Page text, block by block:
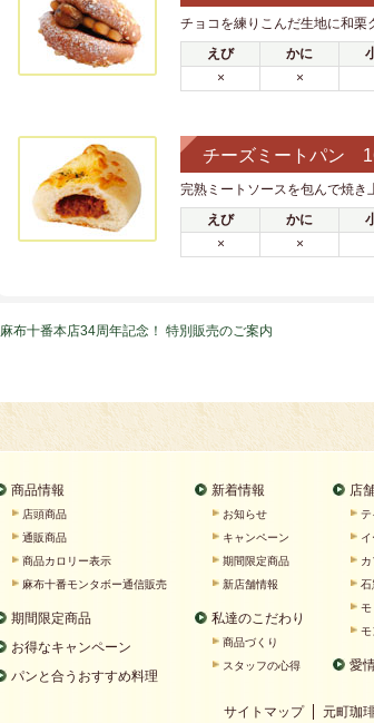
チョコを練りこんだ生地に和栗
えび
かに
×
×
チーズミートパン
完熟ミートソースを包んで焼き
えび
かに
×
×
麻布十番本店34周年記念！ 特別販売のご案内
商品情報
店頭商品
通販商品
商品カロリー表示
麻布十番モンタボー通信販売
期間限定商品
お得なキャンペーン
パンと合うおすすめ料理
新着情報
お知らせ
キャンペーン
期間限定商品
新店舗情報
私達のこだわり
商品づくり
スタッフの心得
店
テ
石
モ
モ
愛
元町珈
サイトマップ